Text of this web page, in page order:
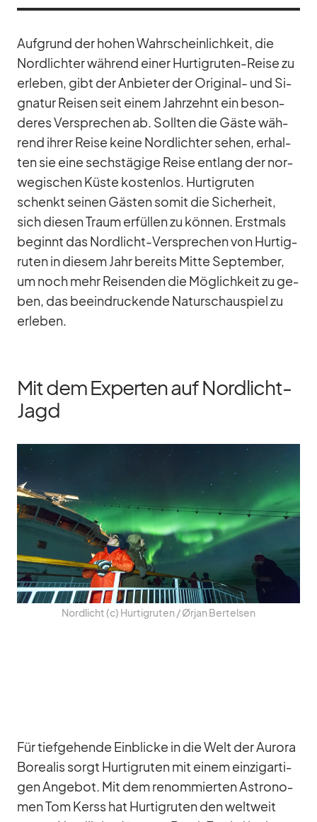
Auf­grund der ho­hen Wahr­schein­lich­keit, die
Nord­lich­ter wäh­rend ei­ner Hur­tig­ru­ten-Reise zu
er­le­ben, gibt der An­bie­ter der Ori­gi­nal- und Si­
gna­tur Rei­sen seit ei­nem Jahr­zehnt ein be­son­
de­res Ver­spre­chen ab. Soll­ten die Gäste wäh­
rend ih­rer Reise keine Nord­lich­ter se­hen, er­hal­
ten sie eine sechs­tä­gige Reise ent­lang der nor­
we­gi­schen Küste kos­ten­los. Hur­tig­ru­ten
schenkt sei­nen Gäs­ten so­mit die Si­cher­heit,
sich die­sen Traum er­fül­len zu kön­nen. Erst­mals
be­ginnt das Nord­licht-Ver­spre­chen von Hur­tig­
ru­ten in die­sem Jahr be­reits Mitte Sep­tem­ber,
um noch mehr Rei­sen­den die Mög­lich­keit zu ge­
ben, das be­ein­dru­ckende Na­tur­schau­spiel zu
er­le­ben.
Mit dem Experten auf Nordlicht-
Jagd
Nord­licht (c) Hur­tig­ru­ten /​ Ør­jan Ber­tel­sen
Für tief­ge­hende Ein­bli­cke in die Welt der Au­rora
Bo­rea­lis sorgt Hur­tig­ru­ten mit ei­nem ein­zig­ar­ti­
gen An­ge­bot. Mit dem re­nom­mier­ten As­tro­no­
men Tom Kerss hat Hur­tig­ru­ten den welt­weit